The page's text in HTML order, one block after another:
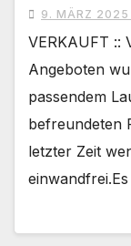
9. MÄRZ 2025
VERKAUFT ::
Angeboten
passendem
befreundeten
letzter Zeit